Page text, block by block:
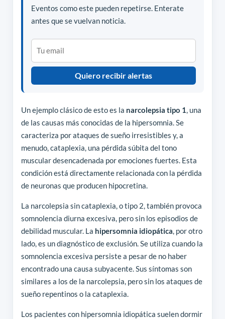
Eventos como este pueden repetirse. Enterate
antes que se vuelvan noticia.
Quiero recibir alertas
Un ejemplo clásico de esto es la narcolepsia tipo 1, una
de las causas más conocidas de la hipersomnia. Se
caracteriza por ataques de sueño irresistibles y, a
menudo, cataplexia, una pérdida súbita del tono
muscular desencadenada por emociones fuertes. Esta
condición está directamente relacionada con la pérdida
de neuronas que producen hipocretina.
La narcolepsia sin cataplexia, o tipo 2, también provoca
somnolencia diurna excesiva, pero sin los episodios de
debilidad muscular. La hipersomnia idiopática, por otro
lado, es un diagnóstico de exclusión. Se utiliza cuando la
somnolencia excesiva persiste a pesar de no haber
encontrado una causa subyacente. Sus síntomas son
similares a los de la narcolepsia, pero sin los ataques de
sueño repentinos o la cataplexia.
Los pacientes con hipersomnia idiopática suelen dormir